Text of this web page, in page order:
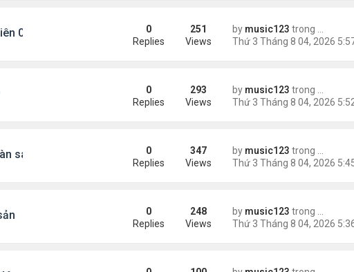
007' by music123 trong
0
Replies
251
Views
by music123 trong
0
Replies
293
Views
sao châu Á by music123 trong
0
Replies
347
Views
by music123 trong
0
Replies
248
Views